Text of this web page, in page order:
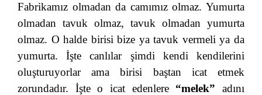
Fabrikamız olmadan da camımız olmaz. Yumurta
olmadan tavuk olmaz, tavuk olmadan yumurta
olmaz. O halde birisi bize ya tavuk vermeli ya da
yumurta. İşte canlılar şimdi kendi kendilerini
oluşturuyorlar ama birisi baştan icat etmek
zorundadır. İşte o icat edenlere “melek” adını